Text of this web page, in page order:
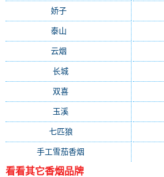
娇子(147)
泰山
云烟
长城
双喜
玉溪
七匹狼
手工雪茄香烟
看看其它香烟品牌